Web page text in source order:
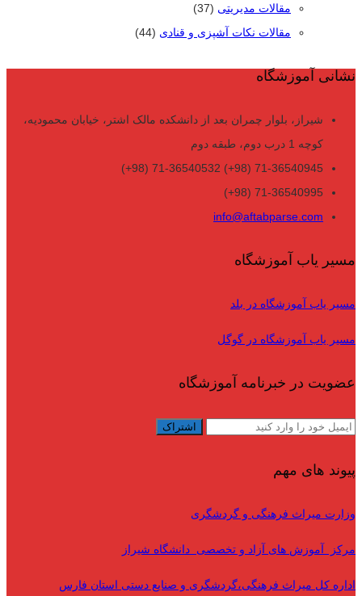
مقالات مدیریتی (37)
مقالات نکات آشپزی و قنادی (44)
نشانی آموزشگاه
شیراز، بلوار چمران بعد از دانشکده مالک اشتر، خیابان محمودیه،
کوچه 1 درب دوم، طبقه دوم
71-36540945 (98+) 71-36540532 (98+)
71-36540995 (98+)
info@aftabparse.com
مسیر یاب آموزشگاه
مسیر یاب آموزشگاه در بلد
مسیر یاب آموزشگاه در گوگل
عضویت در خبرنامه آموزشگاه
پیوند های مهم
وزارت میراث فرهنگی و گردشگری
مرکز آموزش های آزاد و تخصصی دانشگاه شیراز
اداره کل میراث فرهنگی،گردشگری و صنایع دستی استان فارس